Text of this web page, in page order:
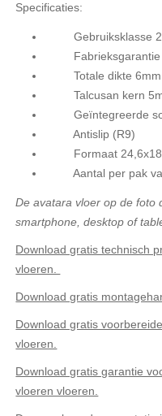
Specificaties:
Gebruiksklasse
Fabrieksgarantie
Totale dikte 6mm
Talcusan kern
Geïntegreerde
Antislip (R9)
Formaat
Aantal per pak
De avatara vloer op de foto
smartphone, desktop of
Download gratis technisch
vloeren.
Download gratis
Download gratis
vloeren.
Download gratis garantie
vloeren vloeren.